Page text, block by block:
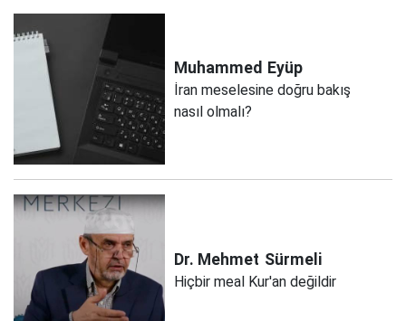
Muhammed Eyüp
İran meselesine doğru bakış
nasıl olmalı?
Dr. Mehmet Sürmeli
Hiçbir meal Kur'an değildir